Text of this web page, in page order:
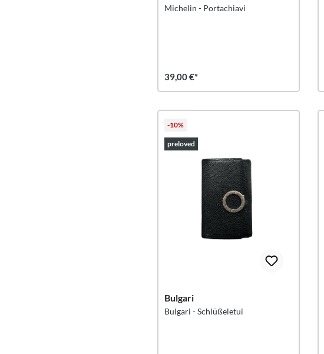
Michelin - Portachiavi
39,00 €*
-10%
preloved
Bulgari
Bulgari - Schlüßeletui